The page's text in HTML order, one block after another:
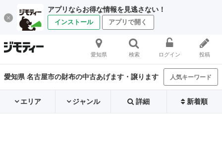
アプリならお得な情報を見逃さない！
インストール アプリで開く
愛知県 検索 ログイン 投稿
愛知県 名古屋市の財布の中古あげます・譲ります 人気キーワード
エリア ジャンル 詳細 新着順